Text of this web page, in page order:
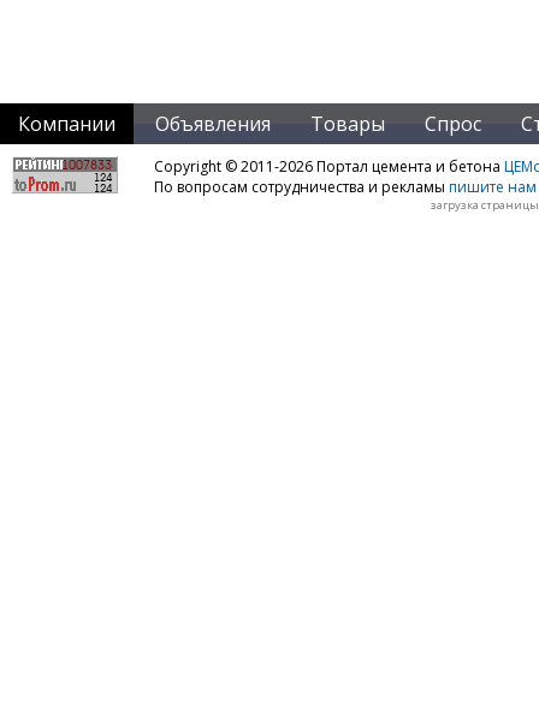
Компании Объявления Товары Спрос
Copyright © 2011-2026 Портал цемента и бетона
По вопросам сотрудничества и рекламы пишите нам
загрузка